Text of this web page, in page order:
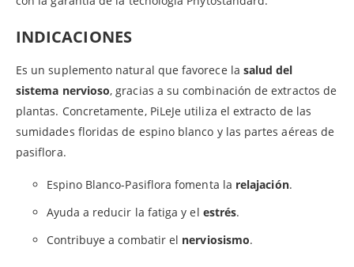
INDICACIONES
Es un suplemento natural que favorece la salud del
sistema nervioso, gracias a su combinación de extractos de
plantas. Concretamente, PiLeJe utiliza el extracto de las
sumidades floridas de espino blanco y las partes aéreas de
pasiflora.
Espino Blanco-Pasiflora fomenta la relajación.
Ayuda a reducir la fatiga y el estrés.
Contribuye a combatir el nerviosismo.